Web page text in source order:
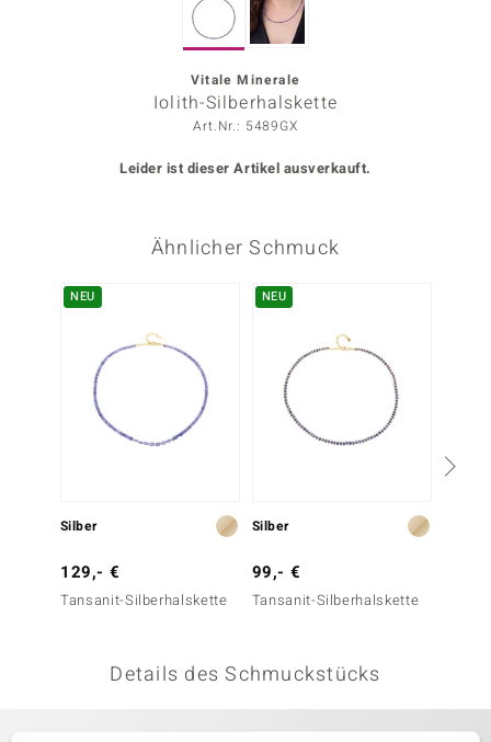
Vitale Minerale
Iolith-Silberhalskette
Art.Nr.: 5489GX
Leider ist dieser Artikel ausverkauft.
Ähnlicher Schmuck
NEU
Silber
129,- €
Tansanit-Silberhalskette
NEU
Silber
99,- €
Tansanit-Silberhalskette
Details des Schmuckstücks